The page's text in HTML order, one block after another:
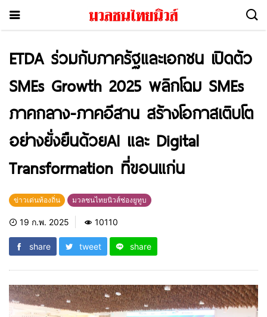
ETDA ร่วมกับภาครัฐและเอกชน เปิดตัว
SMEs Growth 2025 พลิกโฉม SMEs
ภาคกลาง-ภาคอีสาน สร้างโอกาสเติบโต
อย่างยั่งยืนด้วยAI และ Digital
Transformation ที่ขอนแก่น
ข่าวเด่นท้องถิ่น มวลชนไทยนิวส์ช่องยูทูบ
19 ก.พ. 2025 10110
share tweet share